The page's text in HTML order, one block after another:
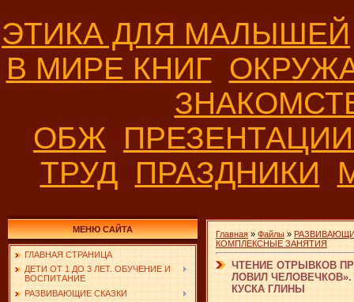
ЭТИКА ДЛЯ МАЛЫШЕЙ
В МИРЕ КНИГ
ОБЖ
ТРУД ПРАЗДНИКИ
МЕНЮ САЙТА
ГЛАВНАЯ СТРАНИЦА
ДЕТИ ОТ 1 ДО 3 ЛЕТ. ОБУЧЕНИЕ И
ВОСПИТАНИЕ
РАЗВИВАЮЩИЕ СКАЗКИ
Главная » Файлы »
КОМПЛЕКСНЫЕ ЗАНЯТИЯ
ЧТЕНИЕ ОТРЫВКОВ
ЛОВИЛ
КУСКА ГЛИНЫ